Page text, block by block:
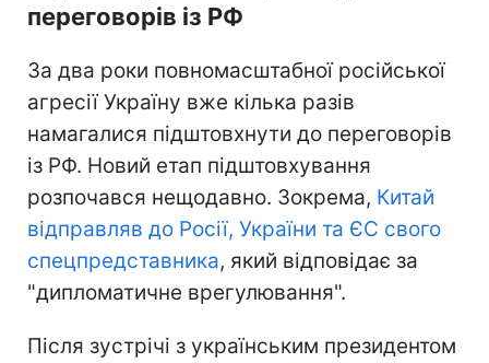
переговорів із РФ
За два роки повномасштабної російської
агресії Україну вже кілька разів
намагалися підштовхнути до переговорів
із РФ. Новий етап підштовхування
розпочався нещодавно. Зокрема, Китай
відправляв до Росії, України та ЄС свого
спецпредставника, який відповідає за
"дипломатичне врегулювання".
Після зустрічі з українським президентом